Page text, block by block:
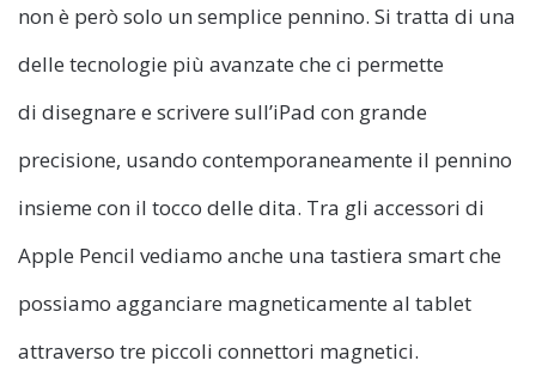
non è però solo un semplice pennino. Si tratta di una
delle tecnologie più avanzate che ci permette
di disegnare e scrivere sull’iPad con grande
precisione, usando contemporaneamente il pennino
insieme con il tocco delle dita. Tra gli accessori di
Apple Pencil vediamo anche una tastiera smart che
possiamo agganciare magneticamente al tablet
attraverso tre piccoli connettori magnetici.